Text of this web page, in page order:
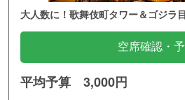
大人数に！歌舞伎町タワー＆ゴジラ
空席確認・
平均予算 3,000円